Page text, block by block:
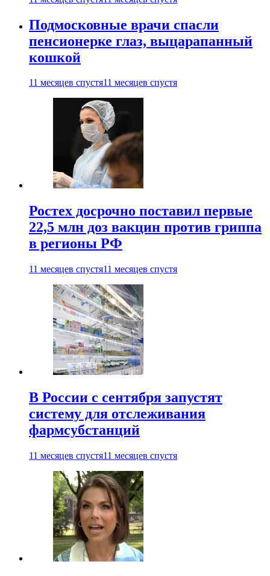
Подмосковные врачи спасли
пенсионерке глаз, выцарапанный
кошкой
11 месяцев спустя11 месяцев спустя
Ростех досрочно поставил первые
22,5 млн доз вакцин против гриппа
в регионы РФ
11 месяцев спустя11 месяцев спустя
В России с сентября запустят
систему для отслеживания
фармсубстанций
11 месяцев спустя11 месяцев спустя